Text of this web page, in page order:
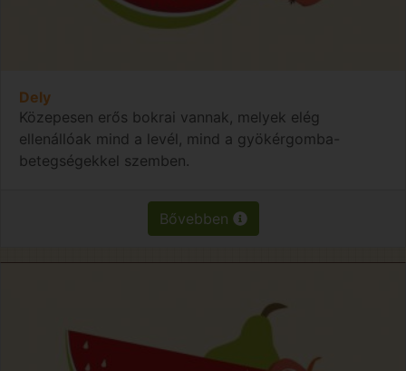
Dely
Közepesen erős bokrai vannak, melyek elég
ellenállóak mind a levél, mind a gyökérgomba-
betegségekkel szemben.
Bővebben